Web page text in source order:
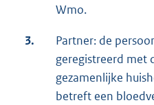
Wmo.
3.
Partner: de
geregistreerd met
gezamenlijke
betreft een